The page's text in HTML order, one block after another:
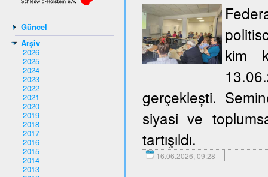
Güncel
Arşiv
2026
2025
2024
2023
2022
2021
2020
2019
2018
2017
2016
2015
2014
2013
kim
gerçeklești.
siyasi ve
tartışıldı.
16.06.2026, 09:28